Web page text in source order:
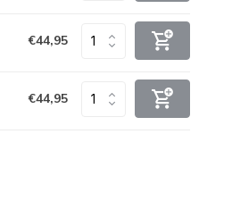
€44,95
€44,95